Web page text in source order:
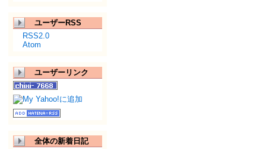
ユーザーRSS
RSS2.0
Atom
ユーザーリンク
全体の新着日記